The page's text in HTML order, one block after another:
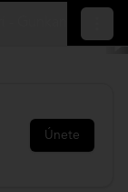
Únete